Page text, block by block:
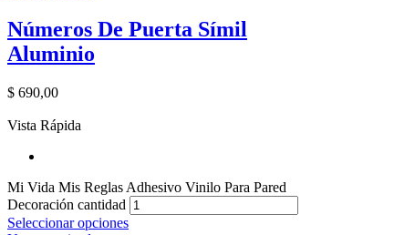
Números De Puerta Símil
Aluminio
$ 690,00
Vista Rápida
Mi Vida Mis Reglas Adhesivo Vinilo Para Pared
Decoración cantidad
Seleccionar opciones